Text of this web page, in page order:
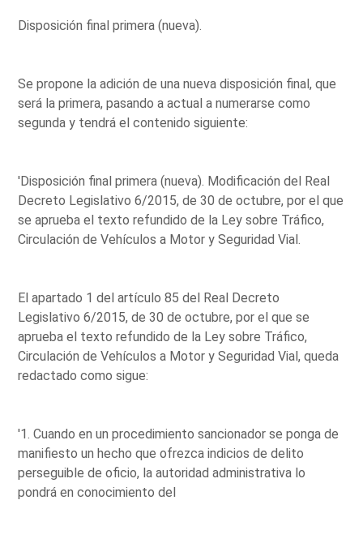
Disposición final primera (nueva).
Se propone la adición de una nueva disposición final, que
será la primera, pasando a actual a numerarse como
segunda y tendrá el contenido siguiente:
'Disposición final primera (nueva). Modificación del Real
Decreto Legislativo 6/2015, de 30 de octubre, por el que
se aprueba el texto refundido de la Ley sobre Tráfico,
Circulación de Vehículos a Motor y Seguridad Vial.
El apartado 1 del artículo 85 del Real Decreto
Legislativo 6/2015, de 30 de octubre, por el que se
aprueba el texto refundido de la Ley sobre Tráfico,
Circulación de Vehículos a Motor y Seguridad Vial, queda
redactado como sigue:
'1. Cuando en un procedimiento sancionador se ponga de
manifiesto un hecho que ofrezca indicios de delito
perseguible de oficio, la autoridad administrativa lo
pondrá en conocimiento del